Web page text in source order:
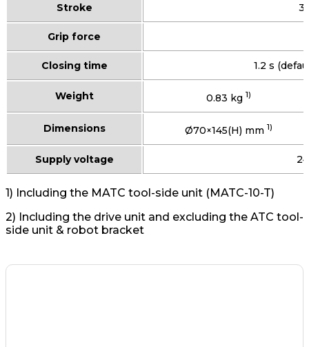
Stroke
Grip force
Closing time 1.2 s
Weight 0.83 kg 1)
Dimensions Ø70×145(H) mm 1)
Supply voltage
1) Including the MATC tool-side unit (MATC-10-T)
2) Including the drive unit and excluding the ATC tool-
side unit & robot bracket